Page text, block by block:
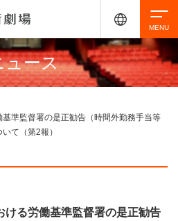
検索
チケット購入
ュース
準監督署の是正勧告（時間外勤務手当等
て（第2報）
ける労働基準監督署の是正勧告